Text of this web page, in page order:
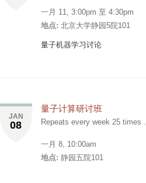
一月 11, 3:00pm 至 4:30pm
地点: 北京大学静园5院101
量子机器学习讨论
JAN
08
量子计算研讨班
Repeats every week 25 times .
一月 8, 10:00am
地点: 静园五院101